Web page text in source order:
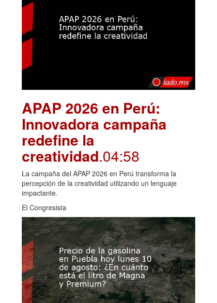
APAP 2026 en Perú:
Innovadora campaña
redefine la
creatividad.04:58
La campaña del APAP 2026 en Perú transforma la
percepción de la creatividad utilizando un lenguaje
impactante.
El Congresista